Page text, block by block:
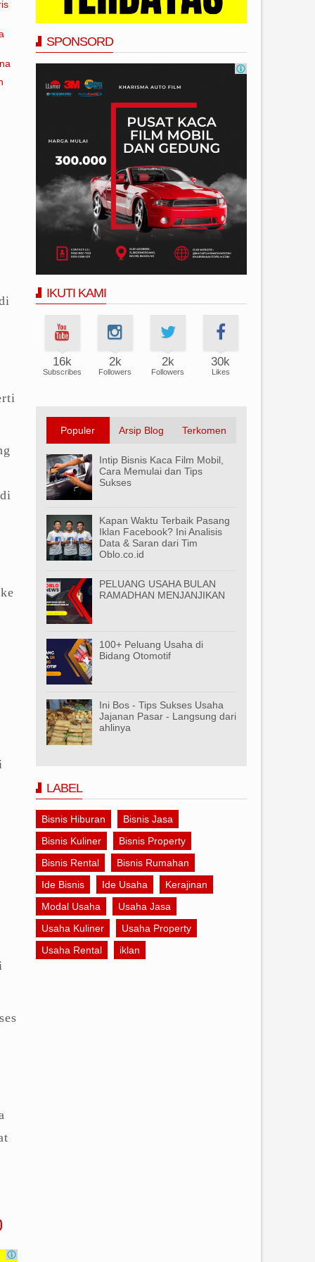
SPONSORD
IKUTI KAMI
16k
Subscribes
2k
Followers
2k
Followers
30k
Likes
Populer Arsip Blog Terkomen
Intip Bisnis Kaca Film Mobil,
Cara Memulai dan Tips
Sukses
Kapan Waktu Terbaik Pasang
Iklan Facebook? Ini Analisis
Data & Saran dari Tim
Oblo.co.id
PELUANG USAHA BULAN
RAMADHAN MENJANJIKAN
100+ Peluang Usaha di
Bidang Otomotif
Ini Bos - Tips Sukses Usaha
Jajanan Pasar - Langsung dari
ahlinya
LABEL
Bisnis Hiburan
Bisnis Jasa
Bisnis Kuliner
Bisnis Property
Bisnis Rental
Bisnis Rumahan
Ide Bisnis
Ide Usaha
Kerajinan
Modal Usaha
Usaha Jasa
Usaha Kuliner
Usaha Property
Usaha Rental
iklan